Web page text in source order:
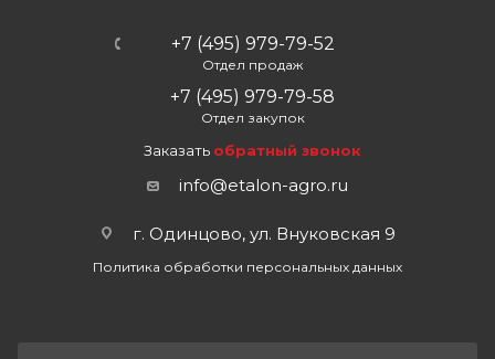
+7 (495) 979-79-52
Отдел продаж
+7 (495) 979-79-58
Отдел закупок
Заказать обратный звонок
info@etalon-agro.ru
г. Одинцово, ул. Внуковская 9
Политика обработки персональных данных